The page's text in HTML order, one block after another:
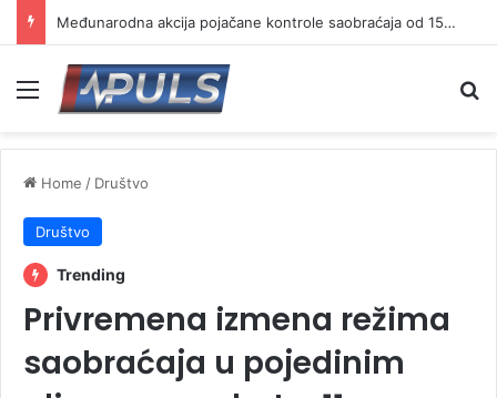
Međunarodna akcija pojačane kontrole saobraćaja od 15. do 21. juna
Menu
Home / Društvo
Društvo
Trending
Privremena izmena režima
saobraćaja u pojedinim